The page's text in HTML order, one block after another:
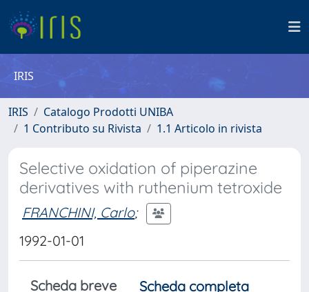
IRIS
IRIS
Catalogo Prodotti UNIBA
1 Contributo su Rivista
1.1 Articolo in rivista
Selective oxidation of piperazine
derivatives with ruthenium tetroxide
FRANCHINI, Carlo;
1992-01-01
Scheda breve
Scheda completa